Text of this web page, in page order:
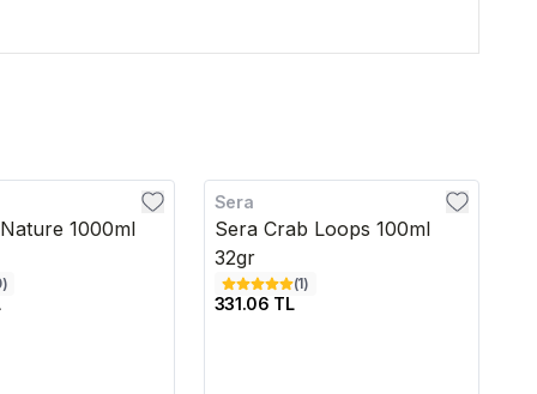
1000ml
)
Sera
Sera Crab Loops 100ml
32gr
(1)
331.06 TL